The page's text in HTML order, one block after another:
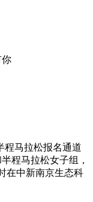
你
程马拉松报名通道
程马拉松女子组，
在中新南京生态科